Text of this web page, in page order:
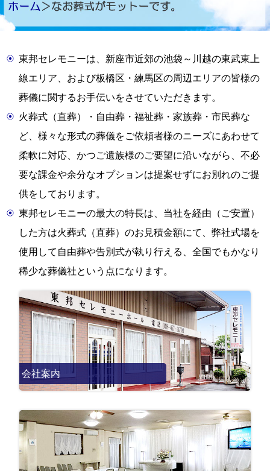
東邦セレモニーは、新座市近郊の池袋～川越の東武東上
線エリア、および板橋区・練馬区の周辺エリアの皆様の
葬儀に関するお手伝いをさせていただきます。
火葬式（直葬）・自由葬・福祉葬・家族葬・市民葬な
ど、様々な形式の葬儀をご依頼者様のニーズにあわせて
柔軟に対応、かつご遺族様のご要望に沿いながら、不必
要な課金や余分なオプションは提案せずにお別れのご提
供をしております。
東邦セレモニーの最大の特長は、当社を経由（ご安置）
した方は火葬式（直葬）のお見積金額にて、弊社式場を
使用して自由葬や告別式が執り行える、全国でもかなり
稀少な葬儀社という点になります。
会社案内